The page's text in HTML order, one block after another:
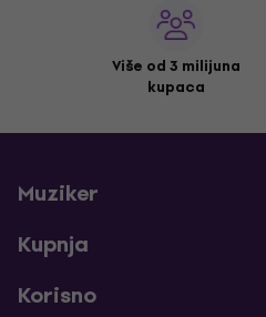
Više od 3 milijuna
kupaca
Muziker
Kupnja
Korisno